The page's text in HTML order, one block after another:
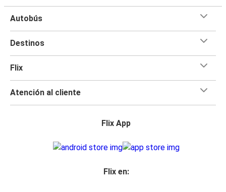
Autobús
Destinos
Flix
Atención al cliente
Flix App
Flix en: